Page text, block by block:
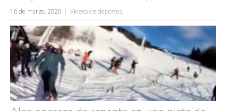
16 de marzo, 2020 Videos de deportes,